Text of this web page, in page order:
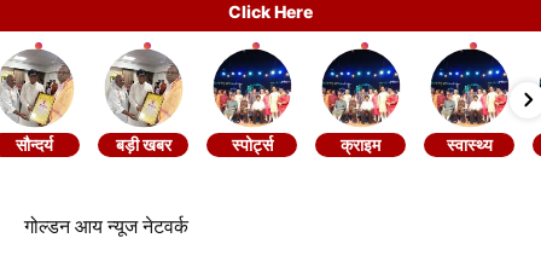
Click Here
सौन्दर्य बड़ी खबर स्पोर्ट्स क्राइम स्वास्थ्य
गोल्डन आय न्यूज नेटवर्क